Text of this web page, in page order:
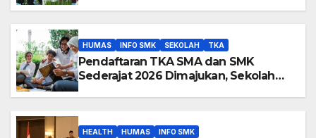
HUMAS INFO SMK SEKOLAH TKA
Pendaftaran TKA SMA dan SMK
Sederajat 2026 Dimajukan, Sekolah
HEALTH HUMAS INFO SMK